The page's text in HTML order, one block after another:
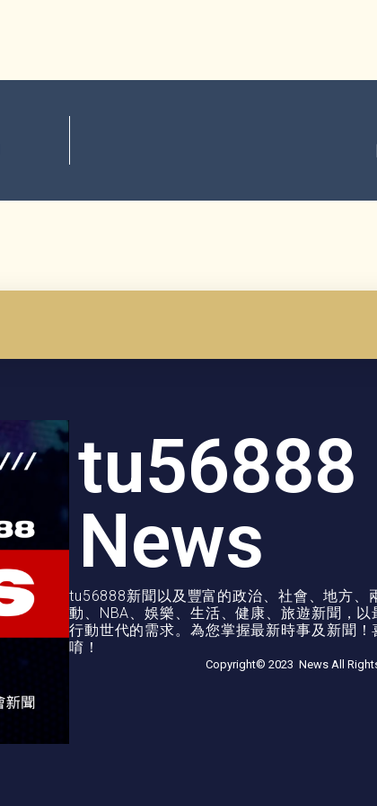
tu56888
News
tu56888新聞以及豐富的政治、社會、地方、
動、NBA、娛樂、生活、健康、旅遊新聞，
行動世代的需求。為您掌握最新時事及新聞
唷！
Copyright© 2023 News All